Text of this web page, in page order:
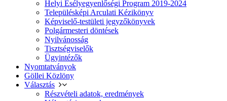
Helyi Esélyegyenlőségi Program 2019-2024
Településképi Arculati Kézikönyv
Képviselő-testületi jegyzőkönyvek
Polgármesteri döntések
Nyilvánosság
Tisztségviselők
Ügyintézők
Nyomtatványok
Göllei Közlöny
Választás
Részvételi adatok, eredmények